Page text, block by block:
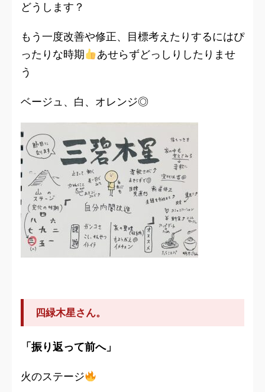
どうします？
もう一度改善や修正、目標考えたりするにはぴ
ったりな時期
あせらずどっしりしたりませ
う
ベージュ、白、オレンジ◎
四緑木星さん。
「振り返って前へ」
火のステージ